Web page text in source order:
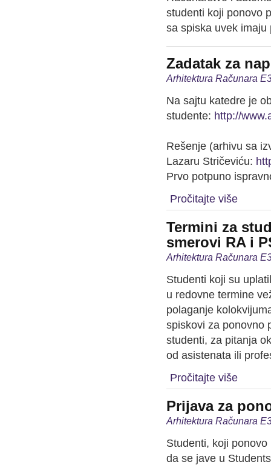
studenti koji ponovo
sa spiska uvek
Zadatak za
Arhitektura Računara
Na sajtu katedre je
studente: http://
Rešenje (arhivu sa
Lazaru Stričeviću:
Prvo potpuno
Pročitajte više
Termini za
smerovi RA i
Arhitektura Računara
Studenti koji su
u redovne termine
polaganje
spiskovi za ponovno
studenti, za pitanja
od asistenata ili
Pročitajte više
Prijava za
Arhitektura Računara
Studenti, koji
da se jave u